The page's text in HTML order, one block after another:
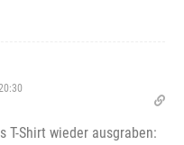
Shirt wieder ausgraben: